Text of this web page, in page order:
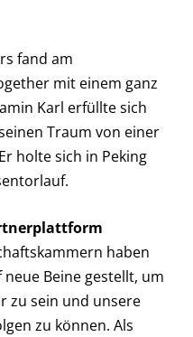
fand am
mit einem ganz
Karl erfüllte sich
Traum von einer
holte sich in Peking
haben
Beine gestellt, um
zu sein und unsere
zu können. Als